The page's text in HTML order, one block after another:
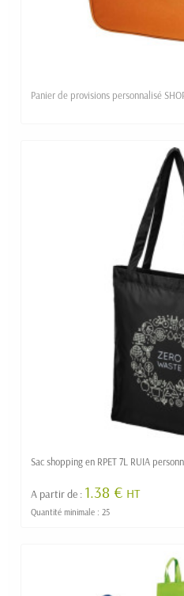
Panier de provisions personnalisé
Sac shopping en RPET 7L RUIA
A partir de : 1.38 € HT
Quantité minimale : 25